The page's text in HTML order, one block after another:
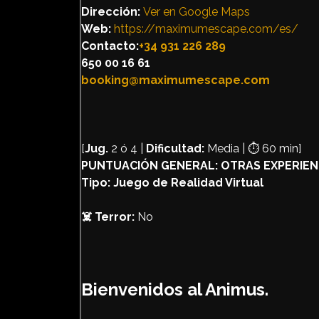
Dirección: Ver en Google Maps
Web: https://maximumescape.com/es/
Contacto:+34 931 226 289
650 00 16 61
booking@maximumescape.com
[Jug. 2 ó 4 | Dificultad: Media | ⏱️ 60 min]
PUNTUACIÓN GENERAL: OTRAS
Tipo: Juego de Realidad Virtual
☠️ Terror: No
Bienvenidos al Animus.